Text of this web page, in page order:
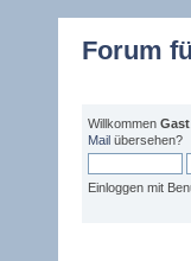
Forum
Willkommen Gast
Mail übersehen?
Einloggen mit